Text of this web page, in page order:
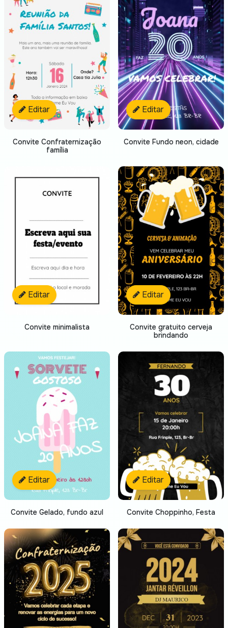
Editar
Convite Confraternização
família
Editar
Convite Fundo neon, cidade
Editar
Convite minimalista
Editar
Convite gratuito cerveja
brindando
Editar
Convite Gelado, fundo azul
Editar
Convite Choppinho, Festa